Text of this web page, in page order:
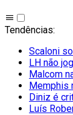
Tendências:
Scaloni
LH não
Malcom
Memphis
Diniz é
Luís